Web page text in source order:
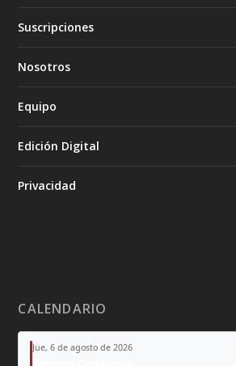
Suscripciones
Nosotros
Equipo
Edición Digital
Privacidad
CALENDARIO
Jue, 6 de agosto de 2026